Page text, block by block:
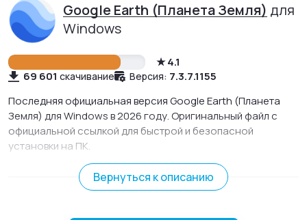
Google Earth (Планета Земля) для
Windows
4.1
69 601 скачивание Версия: 7.3.7.1155
Последняя официальная версия Google Earth (Планета
Земля) для Windows в 2026 году. Оригинальный файл с
официальной ссылкой для быстрой и безопасной
установки на ПК.
Программа от Google, которая дает доступ к спутниковым
снимкам нашей планеты, трехмерным атласам Земли,
Вернуться к описанию